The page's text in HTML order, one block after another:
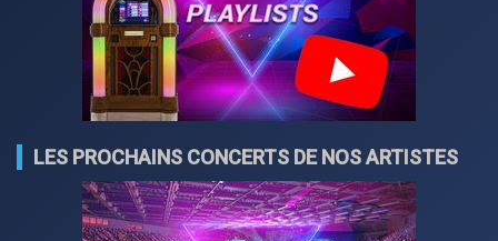
LES PROCHAINS CONCERTS DE NOS ARTISTES